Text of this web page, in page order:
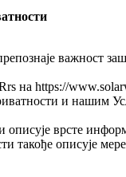
важност
на https://
и нашим
описује врсте
такође описује